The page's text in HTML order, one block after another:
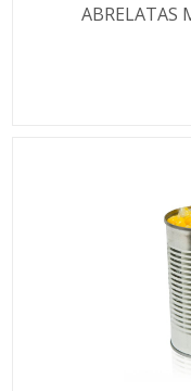
ABRELATAS